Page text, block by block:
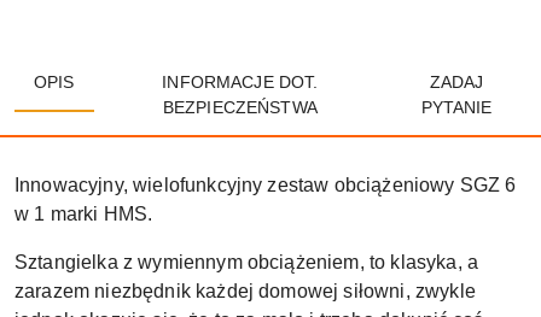
OPIS
INFORMACJE DOT.
BEZPIECZEŃSTWA
ZADAJ
PYTANIE
Innowacyjny, wielofunkcyjny zestaw obciążeniowy SGZ 6
w 1 marki HMS.
Sztangielka z wymiennym obciążeniem, to klasyka, a
zarazem niezbędnik każdej domowej siłowni, zwykle